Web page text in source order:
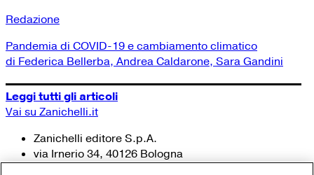
Redazione
Pandemia di COVID-19 e cambiamento climatico
di Federica Bellerba, Andrea Caldarone, Sara Gandini
Leggi tutti gli articoli
Vai su Zanichelli.it
Zanichelli editore S.p.A.
via Irnerio 34, 40126 Bologna